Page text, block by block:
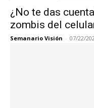
¿No te das
zombis del
Semanario Visión - 07/22/